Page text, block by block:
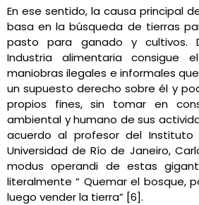
En ese sentido, la causa principal
basa en la búsqueda de tierras
pasto para ganado y cultivos.
Industria alimentaria consigue
maniobras ilegales e informales
un supuesto derecho sobre él y
propios fines, sin tomar en
ambiental y humano de sus
acuerdo al profesor del
Universidad de Río de Janeiro,
modus operandi de estas
literalmente “ Quemar el bosque,
luego vender la tierra” [6].